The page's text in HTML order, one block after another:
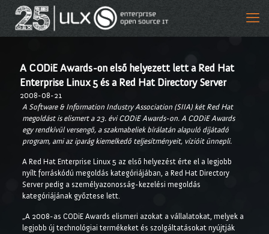
A CODiE Awards-on első helyezett lett a Red Hat
Enterprise Linux 5 és a Red Hat Directory Server
2008-08-21
A Software & Information Industry Association (SIIA) két Red Hat
megoldást is elismert a 23. évi CODiE Awards-on. A CODiE Awards
egy rendkívül versengő, a szakmabeliek bírálatán alapuló díjátadó
program, ami az iparág kiemelkedő teljesítményeit, vízióit ünnepli.
A Red Hat Enterprise Linux 5 az első helyezést érte el a legjobb
nyílt forráskódú megoldás kategóriájában, a Red Hat Directory
Server pedig a személyazonosság-kezelési megoldás
kategóriájának győztese lett.
„A 2008-as CODiE Awards elismeri azokat a vállalatokat, melyek a
legjobb új technológiai termékeket és szolgáltatásokat nyújtják